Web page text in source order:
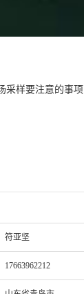
采样要注意的事项
符亚坚
17663962212